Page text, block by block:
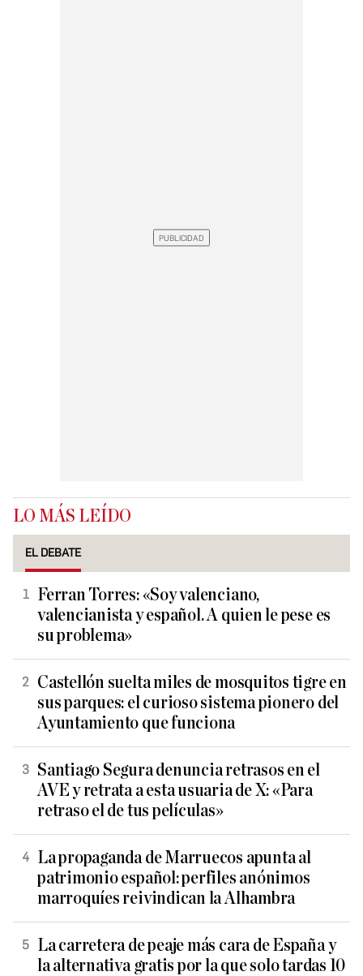
LO MÁS LEÍDO
EL DEBATE
Ferran Torres: «Soy valenciano,
valencianista y español. A quien le pese es
su problema»
Castellón suelta miles de mosquitos tigre en
sus parques: el curioso sistema pionero del
Ayuntamiento que funciona
Santiago Segura denuncia retrasos en el
AVE y retrata a esta usuaria de X: «Para
retraso el de tus películas»
La propaganda de Marruecos apunta al
patrimonio español: perfiles anónimos
marroquíes reivindican la Alhambra
La carretera de peaje más cara de España y
la alternativa gratis por la que solo tardas 10